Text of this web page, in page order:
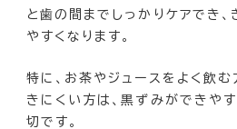
と歯の間までしっかりケアでき
やすくなります。
特に、お茶やジュースをよく飲
きにくい方は、黒ずみができや
切です。